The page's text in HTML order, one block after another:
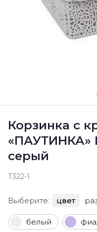
Корзинка с
«ПАУТИНКА»
серый
Т322-1
Выберите: цвет
белый